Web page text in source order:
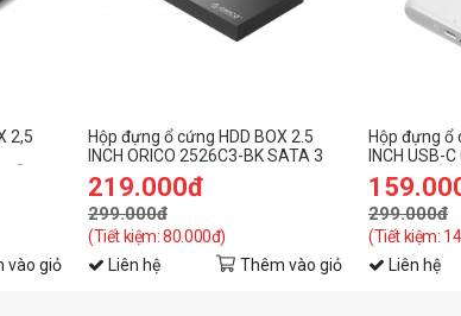
2,5
vào giỏ
Hộp đựng ổ cứng HDD BOX 2.5
INCH ORICO 2526C3-BK SATA 3
USB3.1 GEN2 TYPE-C
219.000đ
299.000đ
(Tiết kiệm: 80.000đ)
Liên hệ Thêm vào giỏ
Hộp đựng ổ
INCH USB-
WH-EP MÀU
299.000đ
(Tiết kiệm:
Liên hệ